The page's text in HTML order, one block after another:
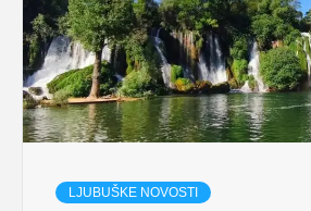
LJUBUŠKE NOVOSTI